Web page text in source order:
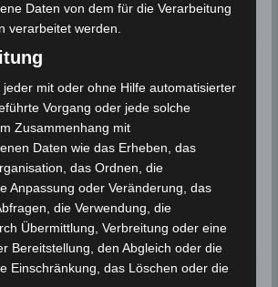
der tunesischen Staumdämme st
im Gouvernorat Gafsa [M4.
dir auch gefallen
Daten von dem für die Verarbeitung
verarbeitet werden.
jeder mit oder ohne Hilfe automatisierter
Vorgang oder jede solche
Zusammenhang mit
Daten wie das Erheben, das
das Ordnen, die
Anpassung oder Veränderung, das
die Verwendung, die
Übermittlung, Verbreitung oder eine
Bereitstellung, den Abgleich oder die
Einschränkung, das Löschen oder die